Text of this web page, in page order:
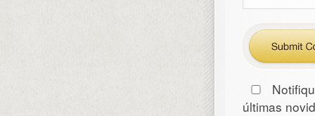
últimas